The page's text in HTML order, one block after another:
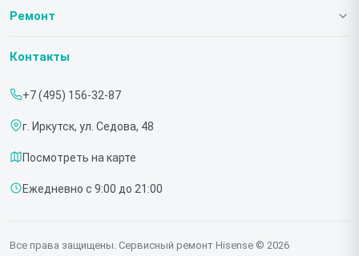
О нашем сервисе
Срочный ремонт
Доставка и способы оплаты
Диагностика
Контакты
Ремонт
Телевизоров
Контакты
+7 (495) 156-32-87
г. Иркутск, ул. Седова, 48
Посмотреть на карте
Ежедневно с 9:00 до 21:00
Все права защищены. Сервисный ремонт Hisense © 2026